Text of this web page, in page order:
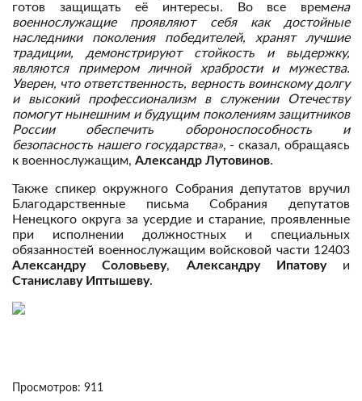
готов защищать её интересы. Во все времена
военнослужащие проявляют себя как достойные
наследники поколения победителей, хранят лучшие
традиции, демонстрируют стойкость и выдержку,
являются примером личной храбрости и мужества.
Уверен, что ответственность, верность воинскому долгу
и высокий профессионализм в служении Отечеству
помогут нынешним и будущим поколениям защитников
России обеспечить обороноспособность и
безопасность нашего государства», - сказал, обращаясь
к военнослужащим, Александр Лутовинов.
Также спикер окружного Собрания депутатов вручил
Благодарственные письма Собрания депутатов
Ненецкого округа за усердие и старание, проявленные
при исполнении должностных и специальных
обязанностей военнослужащим войсковой части 12403
Александру Соловьеву, Александру Ипатовуи
Станиславу Иптышеву.
Просмотров: 911